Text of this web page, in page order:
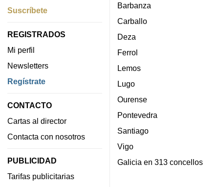
Suscríbete
REGISTRADOS
Mi perfil
Newsletters
Regístrate
CONTACTO
Cartas al director
Contacta con nosotros
PUBLICIDAD
Tarifas publicitarias
Barbanza
Carballo
Deza
Ferrol
Lemos
Lugo
Ourense
Pontevedra
Santiago
Vigo
Galicia en 313 concellos